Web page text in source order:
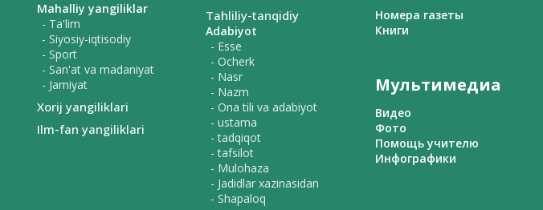
Mahalliy yangiliklar
- Ta'lim
- Siyosiy-iqtisodiy
- Sport
- San'at va madaniyat
- Jamiyat
Xorij yangiliklari
Ilm-fan yangiliklari
Tahliliy-tanqidiy
Adabiyot
- Esse
- Ocherk
- Nasr
- Nazm
- Ona tili va adabiyot
- ustama
- tadqiqot
- tafsilot
- Mulohaza
- Jadidlar xazinasidan
- Shapaloq
Номера газеты
Книги
Мультимедиа
Видео
Фото
Помощь учителю
Инфографики